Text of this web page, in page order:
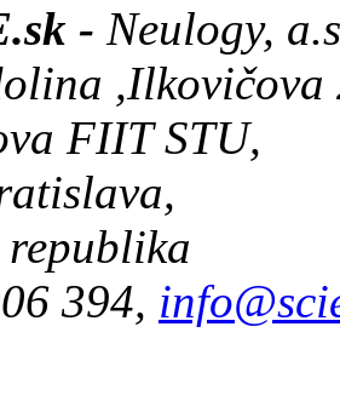
- Neulogy,
,Ilkovičova
FIIT STU,
republika
394,